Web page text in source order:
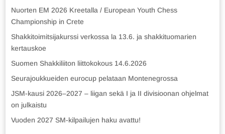
Nuorten EM 2026 Kreetalla / European Youth Chess
Championship in Crete
Shakkitoimitsijakurssi verkossa la 13.6. ja shakkituomarien
kertauskoe
Suomen Shakkiliiton liittokokous 14.6.2026
Seurajoukkueiden eurocup pelataan Montenegrossa
JSM-kausi 2026–2027 – liigan sekä I ja II divisioonan ohjelmat
on julkaistu
Vuoden 2027 SM-kilpailujen haku avattu!